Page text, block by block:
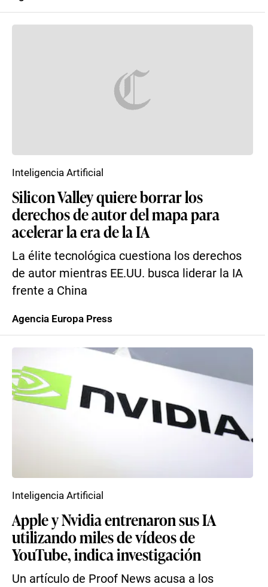
Silicon Valley quiere borrar los
derechos de autor del mapa para
acelerar la era de la IA
La élite tecnológica cuestiona los derechos
de autor mientras EE.UU. busca liderar la IA
frente a China
Inteligencia Artificial
Agencia Europa Press
Apple y Nvidia entrenaron sus IA
utilizando miles de vídeos de
YouTube, indica investigación
Un artículo de Proof News acusa a los
Inteligencia Artificial